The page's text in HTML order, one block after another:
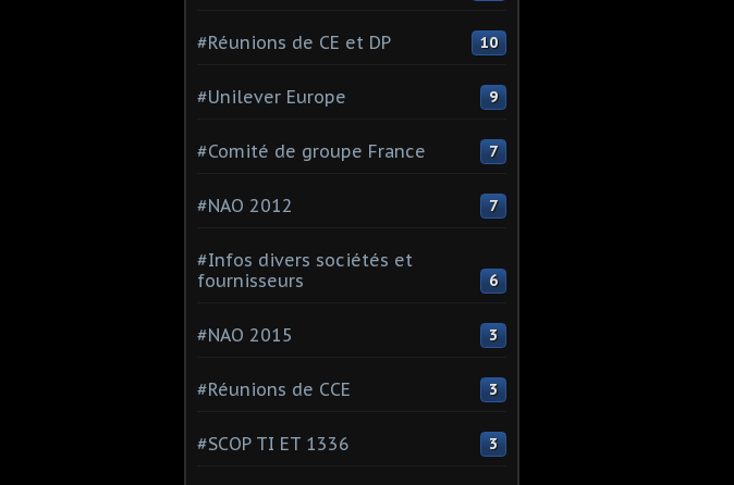
#Réunions de CE et DP 10
#Unilever Europe 9
#Comité de groupe France 7
#NAO 2012 7
#Infos divers sociétés et
fournisseurs
6
#NAO 2015 3
#Réunions de CCE 3
#SCOP TI ET 1336 3